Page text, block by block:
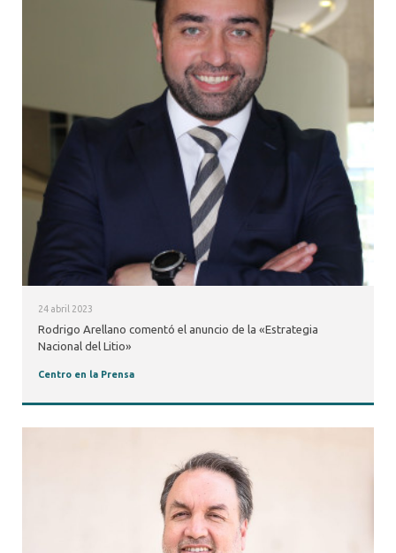
24 abril 2023
Rodrigo Arellano comentó el anuncio de la «Estrategia
Nacional del Litio»
Centro en la Prensa